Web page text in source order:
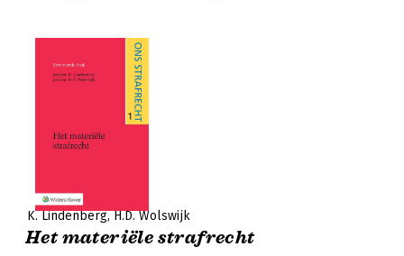
K. Lindenberg H.D. Wolswijk
Het materiële strafrecht